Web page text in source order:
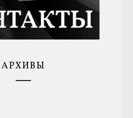
АРХИВЫ